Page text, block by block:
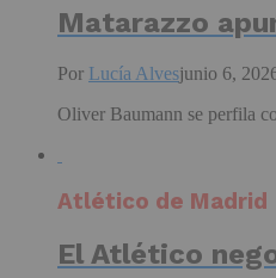
Matarazzo
Por Lucía Alvesjunio 6,
Oliver Baumann se perfila
Atlético de Madrid
El Atlético